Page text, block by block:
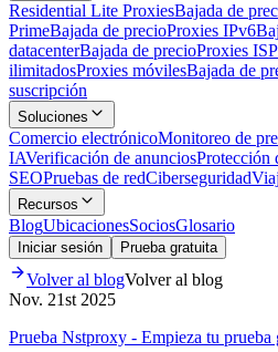
Residential Lite ProxiesBajada de
PrimeBajada de precioProxies IPv6
datacenterBajada de precioProxies
ilimitadosProxies móvilesBajada de
suscripción
Soluciones
Comercio electrónicoMonitoreo de
IAVerificación de anunciosProtección
SEOPruebas de redCiberseguridad
Recursos
BlogUbicacionesSociosGlosario
Iniciar sesión Prueba gratuita
Volver al blogVolver al blog
Nov. 21st 2025
Prueba Nstproxy - Empieza tu prueba